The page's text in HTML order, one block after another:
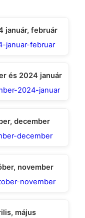
január, február
és 2024 január
december
november
május